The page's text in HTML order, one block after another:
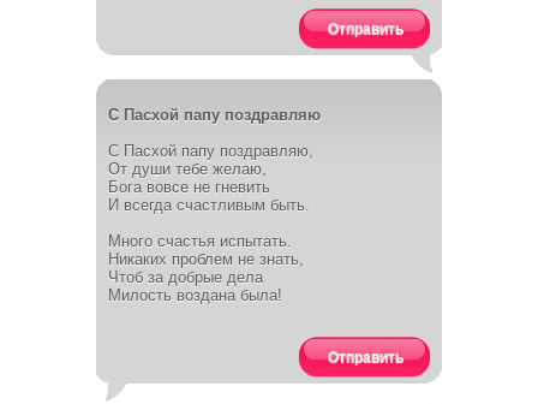
Отправить
С Пасхой папу поздравляю
С Пасхой папу поздравляю,
От души тебе желаю,
Бога вовсе не гневить
И всегда счастливым быть.
Много счастья испытать.
Никаких проблем не знать,
Чтоб за добрые дела
Милость воздана была!
Отправить